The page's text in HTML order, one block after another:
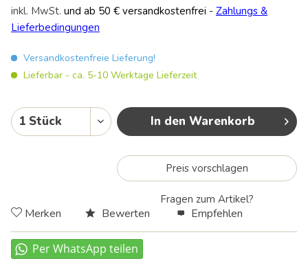
inkl. MwSt. und ab 50 € versandkostenfrei - Zahlungs &
Lieferbedingungen
Versandkostenfreie Lieferung!
Lieferbar - ca. 5-10 Werktage Lieferzeit
In den Warenkorb
Preis vorschlagen
Fragen zum Artikel?
Merken Bewerten Empfehlen